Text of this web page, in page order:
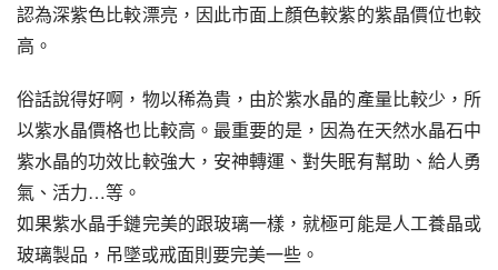
認為深紫色比較漂亮，因此市面上顏色較紫的紫晶價位也較
高。
俗話說得好啊，物以稀為貴，由於紫水晶的產量比較少，所
以紫水晶價格也比較高。最重要的是，因為在天然水晶石中
紫水晶的功效比較強大，安神轉運、對失眠有幫助、給人勇
氣、活力…等。
如果紫水晶手鏈完美的跟玻璃一樣，就極可能是人工養晶或
玻璃製品，吊墜或戒面則要完美一些。